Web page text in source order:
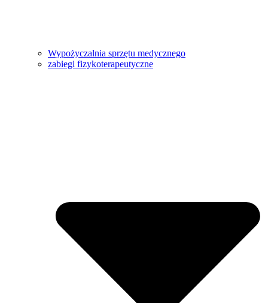
Wypożyczalnia sprzętu medycznego
zabiegi fizykoterapeutyczne